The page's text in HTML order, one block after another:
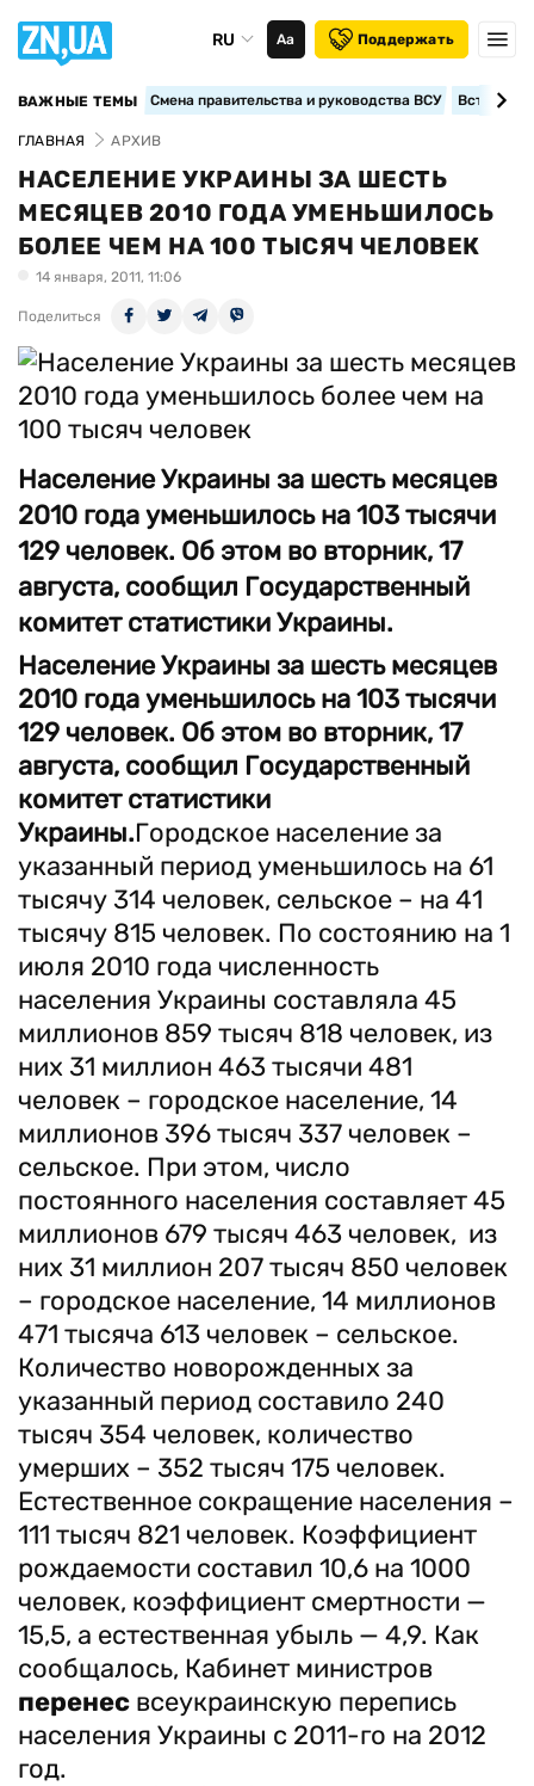
RU Аа Поддержать
ВАЖНЫЕ ТЕМЫ Смена правительства и руководства ВСУ
ГЛАВНАЯ АРХИВ
НАСЕЛЕНИЕ УКРАИНЫ ЗА ШЕСТЬ
МЕСЯЦЕВ 2010 ГОДА УМЕНЬШИЛОСЬ
БОЛЕЕ ЧЕМ НА 100 ТЫСЯЧ ЧЕЛОВЕК
14 января, 2011, 11:06
Поделиться
Население Украины за шесть месяцев
2010 года уменьшилось на 103 тысячи
129 человек. Об этом во вторник, 17
августа, сообщил Государственный
комитет статистики Украины.
Население Украины за шесть месяцев
2010 года уменьшилось на 103 тысячи
129 человек. Об этом во вторник, 17
августа, сообщил Государственный
комитет статистики
Украины.Городское население за
указанный период уменьшилось на 61
тысячу 314 человек, сельское – на 41
тысячу 815 человек. По состоянию на 1
июля 2010 года численность
населения Украины составляла 45
миллионов 859 тысяч 818 человек, из
них 31 миллион 463 тысячи 481
человек – городское население, 14
миллионов 396 тысяч 337 человек –
сельское. При этом, число
постоянного населения составляет 45
миллионов 679 тысяч 463 человек, из
них 31 миллион 207 тысяч 850 человек
– городское население, 14 миллионов
471 тысяча 613 человек – сельское.
Количество новорожденных за
указанный период составило 240
тысяч 354 человек, количество
умерших – 352 тысяч 175 человек.
Естественное сокращение населения –
111 тысяч 821 человек. Коэффициент
рождаемости составил 10,6 на 1000
человек, коэффициент смертности —
15,5, а естественная убыль — 4,9. Как
сообщалось, Кабинет министров
перенес всеукраинскую перепись
населения Украины с 2011-го на 2012
год.